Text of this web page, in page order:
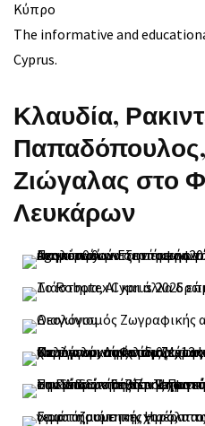
Κύπρο
The informative and
Cyprus.
Κλαυδία,
Παπαδόπουλος,
Ζιώγαλας στο
Λευκάρων